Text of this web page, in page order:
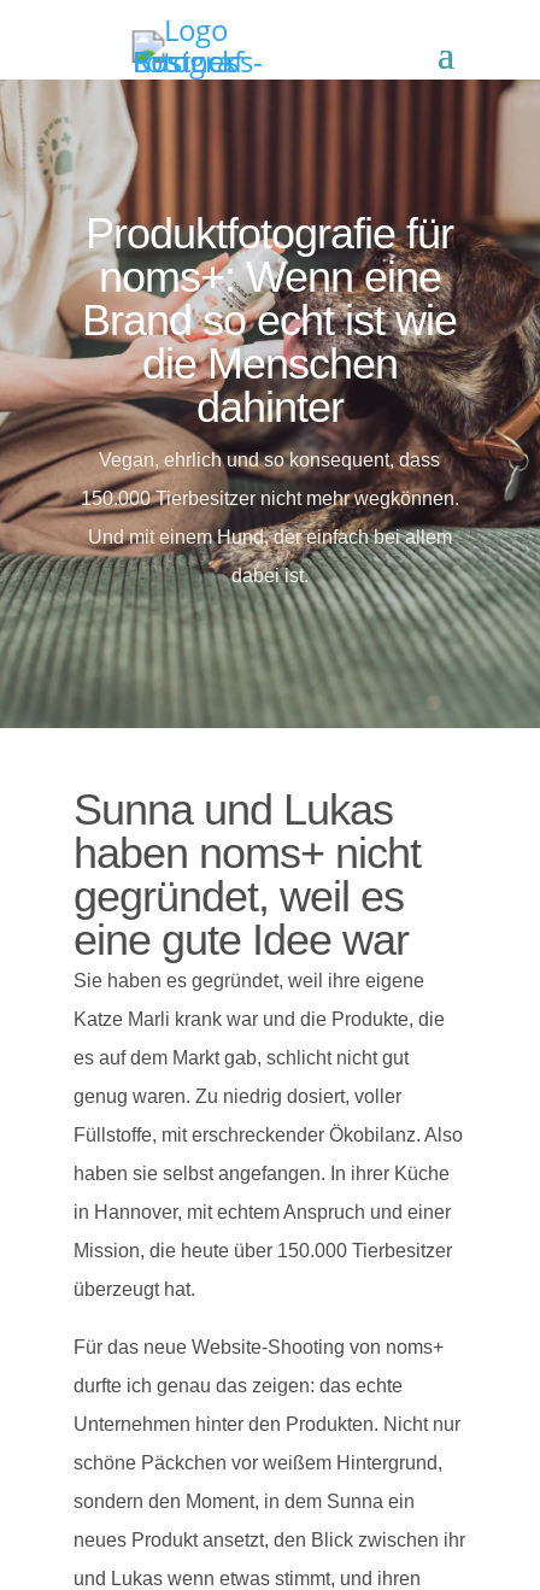
Produktfotografie für
noms+: Wenn eine
Brand so echt ist wie
die Menschen
dahinter
Vegan, ehrlich und so konsequent, dass
150.000 Tierbesitzer nicht mehr wegkönnen.
Und mit einem Hund, der einfach bei allem
dabei ist.
Sunna und Lukas
haben noms+ nicht
gegründet, weil es
eine gute Idee war
Sie haben es gegründet, weil ihre eigene
Katze Marli krank war und die Produkte, die
es auf dem Markt gab, schlicht nicht gut
genug waren. Zu niedrig dosiert, voller
Füllstoffe, mit erschreckender Ökobilanz. Also
haben sie selbst angefangen. In ihrer Küche
in Hannover, mit echtem Anspruch und einer
Mission, die heute über 150.000 Tierbesitzer
überzeugt hat.
Für das neue Website-Shooting von noms+
durfte ich genau das zeigen: das echte
Unternehmen hinter den Produkten. Nicht nur
schöne Päckchen vor weißem Hintergrund,
sondern den Moment, in dem Sunna ein
neues Produkt ansetzt, den Blick zwischen ihr
und Lukas wenn etwas stimmt, und ihren